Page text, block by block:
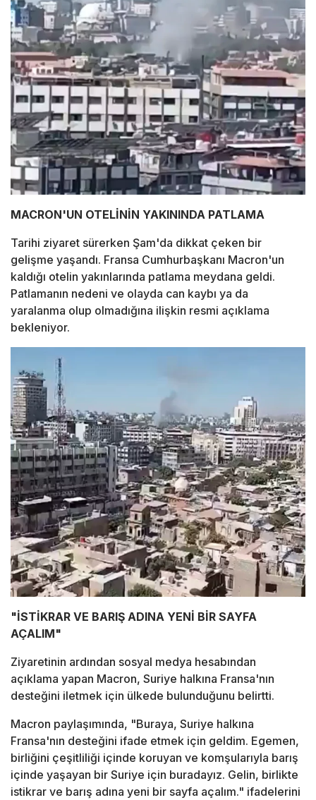
MACRON'UN OTELİNİN YAKININDA PATLAMA
Tarihi ziyaret sürerken Şam'da dikkat çeken bir
gelişme yaşandı. Fransa Cumhurbaşkanı Macron'un
kaldığı otelin yakınlarında patlama meydana geldi.
Patlamanın nedeni ve olayda can kaybı ya da
yaralanma olup olmadığına ilişkin resmi açıklama
bekleniyor.
"İSTİKRAR VE BARIŞ ADINA YENİ BİR SAYFA
AÇALIM"
Ziyaretinin ardından sosyal medya hesabından
açıklama yapan Macron, Suriye halkına Fransa'nın
desteğini iletmek için ülkede bulunduğunu belirtti.
Macron paylaşımında, "Buraya, Suriye halkına
Fransa'nın desteğini ifade etmek için geldim. Egemen,
birliğini çeşitliliği içinde koruyan ve komşularıyla barış
içinde yaşayan bir Suriye için buradayız. Gelin, birlikte
istikrar ve barış adına yeni bir sayfa açalım." ifadelerini